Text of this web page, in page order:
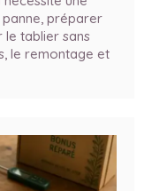
préparer
tablier sans
le remontage et